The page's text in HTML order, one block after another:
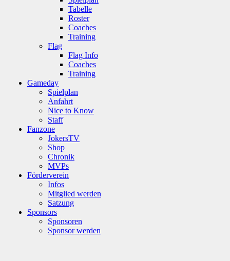
Tabelle
Roster
Coaches
Training
Flag
Flag Info
Coaches
Training
Gameday
Spielplan
Anfahrt
Nice to Know
Staff
Fanzone
JokersTV
Shop
Chronik
MVPs
Förderverein
Infos
Mitglied werden
Satzung
Sponsors
Sponsoren
Sponsor werden